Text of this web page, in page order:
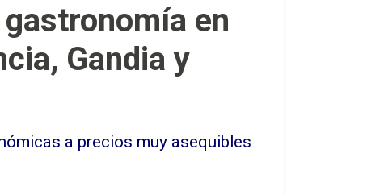
en
Gandia y
a precios muy asequibles